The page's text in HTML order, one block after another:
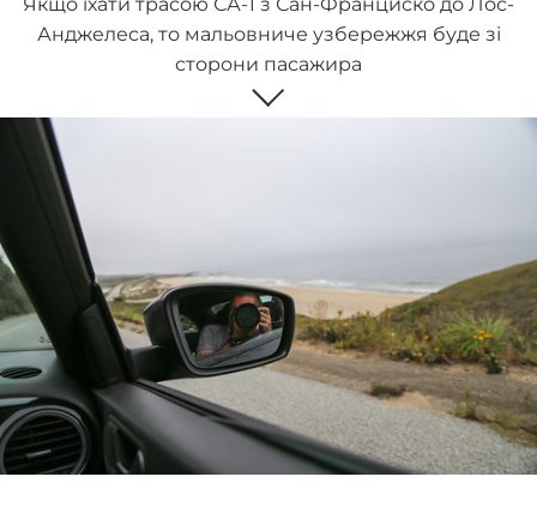
Якщо їхати трасою СА-1 з Сан-Франциско до Лос-
Анджелеса, то мальовниче узбережжя буде зі
сторони пасажира